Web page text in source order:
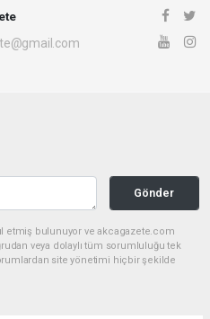
Gönder
etmiş bulunuyor ve akcagazete.com
veya dolaylı tüm sorumluluğu tek
site yönetimi hiçbir şekilde